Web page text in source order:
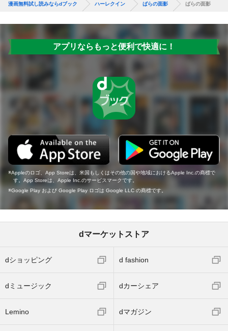
漫画無料試し読みならdブック ハーレクイン ばらの面影 ばらの面影
アプリならもっと便利で快適に！
Appleのロゴ、App Storeは、米国もしくはその他の国や地域におけるApple Inc.の商標で
す。App Storeは、Apple Inc.のサービスマークです。
Google Play および Google Play ロゴは Google LLC の商標です。
dマーケットストア
dショッピング d fashion
dミュージック dカーシェア
Lemino dマガジン